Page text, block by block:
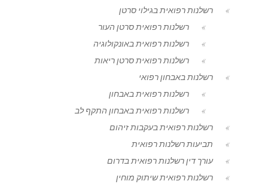
רשלנות רפואית בגילוי סרטן
רשלנות רפואית סרטן העור
רשלנות רפואית באונקולוגיה
רשלנות רפואית סרטן ריאות
רשלנות באבחון רפואי
רשלנות רפואית באבחון
רשלנות רפואית באבחון התקף לב
רשלנות רפואית בעקבות זיהום
תביעות רשלנות רפואית
עורך דין רשלנות רפואית בדרום
רשלנות רפואית שיתוק מוחין